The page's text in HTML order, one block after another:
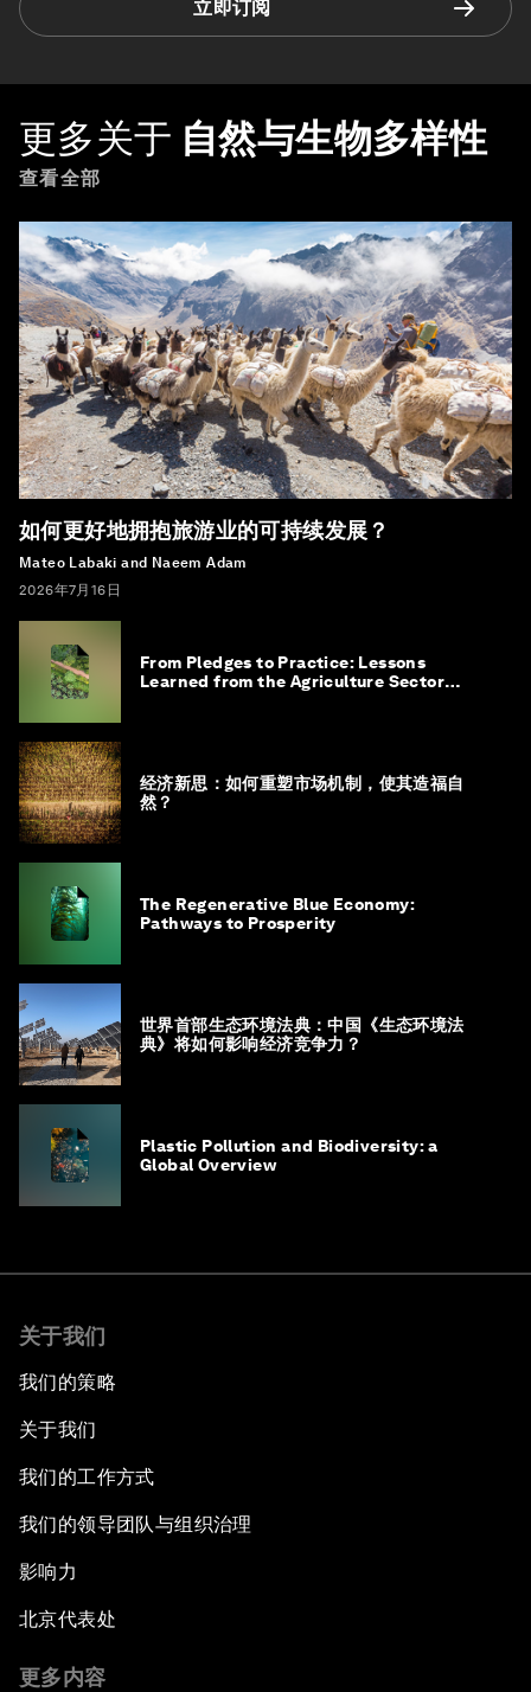
立即订阅
更多关于 自然与生物多样性
查看全部
如何更好地拥抱旅游业的可持续发展？
Mateo Labaki and Naeem Adam
2026年7月16日
From Pledges to Practice: Lessons
Learned from the Agriculture Sector
经济新思：如何重塑市场机制，使其造福自
然？
The Regenerative Blue Economy:
Pathways to Prosperity
世界首部生态环境法典：中国《生态环境法
典》将如何影响经济竞争力？
Plastic Pollution and Biodiversity: a
Global Overview
关于我们
我们的策略
关于我们
我们的工作方式
我们的领导团队与组织治理
影响力
北京代表处
更多内容